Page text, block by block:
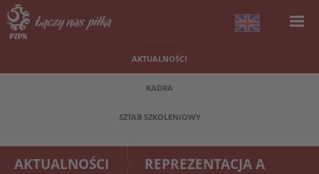
AKTUALNOŚCI
KADRA
SZTAB SZKOLENIOWY
AKTUALNOŚCI REPREZENTACJA A